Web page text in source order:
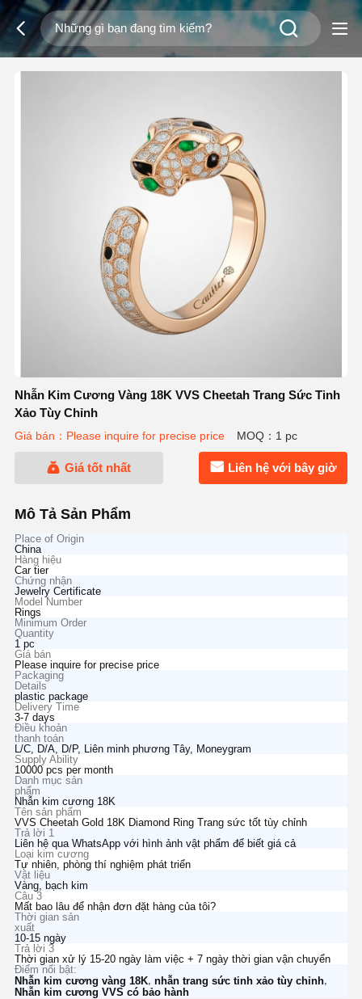
Nhẫn Kim Cương Vàng 18K VVS Cheetah Trang Sức Tinh
Xảo Tùy Chỉnh
Giá bán：Please inquire for precise price MOQ：1 pc
Giá tốt nhất Liên hệ với bây giờ
Mô Tả Sản Phẩm
Place of Origin
China
Hàng hiệu
Car tier
Chứng nhận
Jewelry Certificate
Model Number
Rings
Minimum Order
Quantity
1 pc
Giá bán
Please inquire for precise price
Packaging
Details
plastic package
Delivery Time
3-7 days
Điều khoản
thanh toán
L/C, D/A, D/P, Liên minh phương Tây, Moneygram
Supply Ability
10000 pcs per month
Danh mục sản
phẩm
Nhẫn kim cương 18K
Tên sản phẩm
VVS Cheetah Gold 18K Diamond Ring Trang sức tốt tùy chỉnh
Trả lời 1
Liên hệ qua WhatsApp với hình ảnh vật phẩm để biết giá cả
Loại kim cương
Tự nhiên, phòng thí nghiệm phát triển
Vật liệu
Vàng, bạch kim
Câu 3
Mất bao lâu để nhận đơn đặt hàng của tôi?
Thời gian sản
xuất
10-15 ngày
Trả lời 3
Thời gian xử lý 15-20 ngày làm việc + 7 ngày thời gian vận chuyển
Điểm nổi bật:
Nhẫn kim cương vàng 18K, nhẫn trang sức tinh xảo tùy chỉnh,
Nhẫn kim cương VVS có bảo hành